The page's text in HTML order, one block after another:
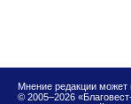
Мнение редакции может
© 2005–2026